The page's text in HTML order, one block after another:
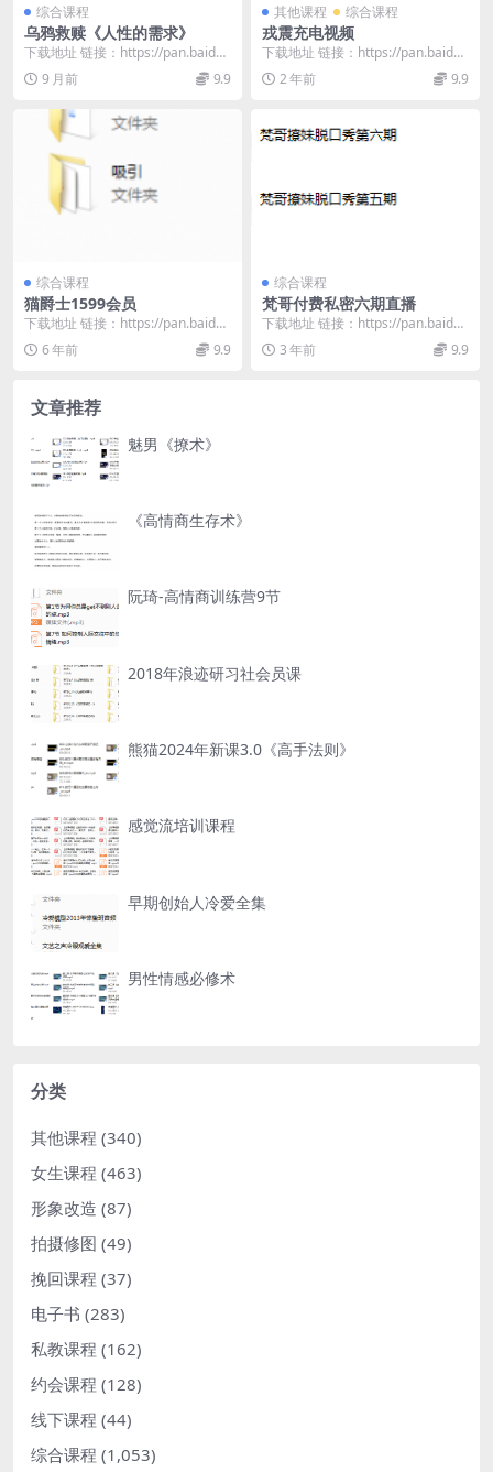
综合课程
乌鸦救赎《人性的需求》
下载地址 链接：https://pan.baidu.
com/s/16PVRIzK...
9 月前 9.9
其他课程 综合课程
戎震充电视频
下载地址 链接：https://pan.baidu.
com/s/16D8I2up...
2 年前 9.9
综合课程
猫爵士1599会员
下载地址 链接：https://pan.baidu.
com/s/1y5WzYUO...
6 年前 9.9
综合课程
梵哥付费私密六期直播
下载地址 链接：https://pan.baidu.
com/s/1CP3WTuG...
3 年前 9.9
文章推荐
魅男《撩术》
《高情商生存术》
阮琦-高情商训练营9节
2018年浪迹研习社会员课
熊猫2024年新课3.0《高手法则》
感觉流培训课程
早期创始人冷爱全集
男性情感必修术
分类
其他课程 (340)
女生课程 (463)
形象改造 (87)
拍摄修图 (49)
挽回课程 (37)
电子书 (283)
私教课程 (162)
约会课程 (128)
线下课程 (44)
综合课程 (1,053)